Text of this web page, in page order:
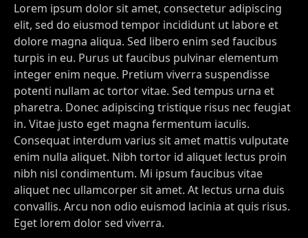
Lorem ipsum dolor sit amet, consectetur adipiscing
elit, sed do eiusmod tempor incididunt ut labore et
dolore magna aliqua. Sed libero enim sed faucibus
turpis in eu. Purus ut faucibus pulvinar elementum
integer enim neque. Pretium viverra suspendisse
potenti nullam ac tortor vitae. Sed tempus urna et
pharetra. Donec adipiscing tristique risus nec feugiat
in. Vitae justo eget magna fermentum iaculis.
Consequat interdum varius sit amet mattis vulputate
enim nulla aliquet. Nibh tortor id aliquet lectus proin
nibh nisl condimentum. Mi ipsum faucibus vitae
aliquet nec ullamcorper sit amet. At lectus urna duis
convallis. Arcu non odio euismod lacinia at quis risus.
Eget lorem dolor sed viverra.